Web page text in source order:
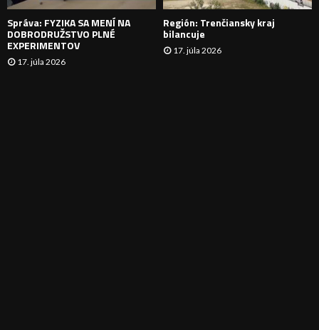
E
Správa: FYZIKA SA MENÍ NA
DOBRODRUŽSTVO PLNÉ
EXPERIMENTOV
17. júla 2026
Región: Trenčiansky kraj
bilancuje
17. júla 2026